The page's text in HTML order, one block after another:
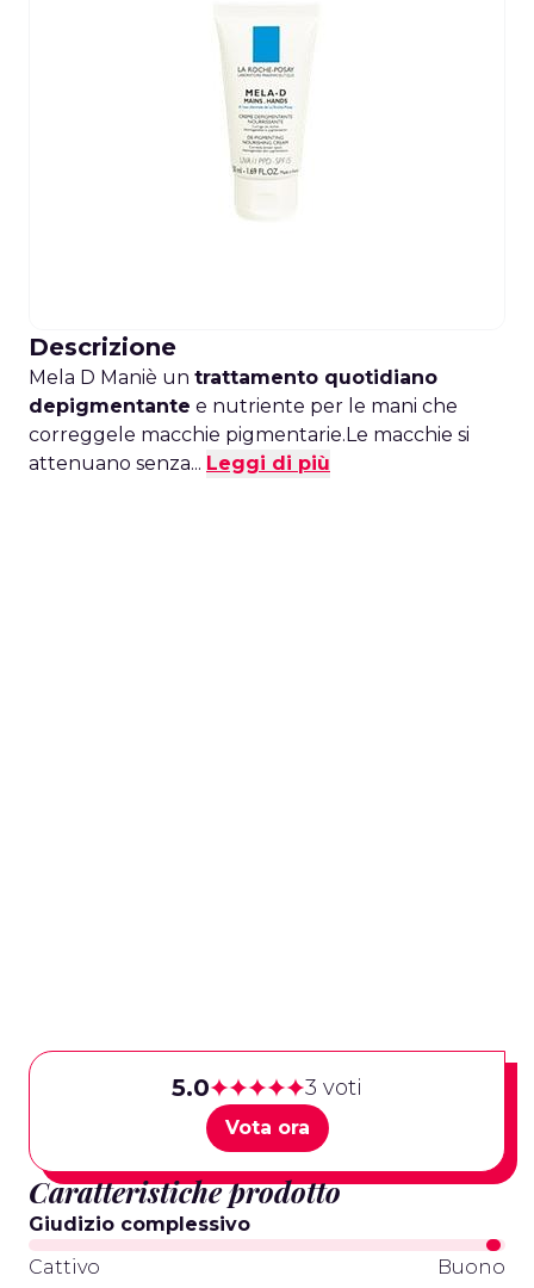
Descrizione
Mela D Maniè un trattamento quotidiano
depigmentante e nutriente per le mani che
correggele macchie pigmentarie.Le macchie si
attenuano senza... Leggi di più
5.0 3 voti
Vota ora
Caratteristiche prodotto
Giudizio complessivo
Cattivo
Buono